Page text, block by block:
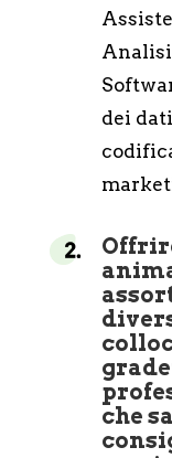
Analisi
dei
che